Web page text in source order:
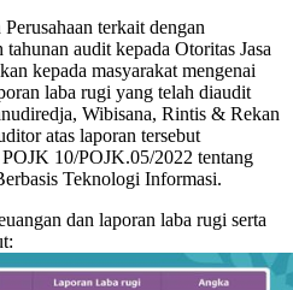
terkait dengan
audit kepada Otoritas Jasa
kepada masyarakat mengenai
laba rugi yang telah diaudit
Wibisana, Rintis & Rekan
atas laporan tersebut
10/POJK.05/2022 tentang
Teknologi Informasi.
dan laporan laba rugi serta